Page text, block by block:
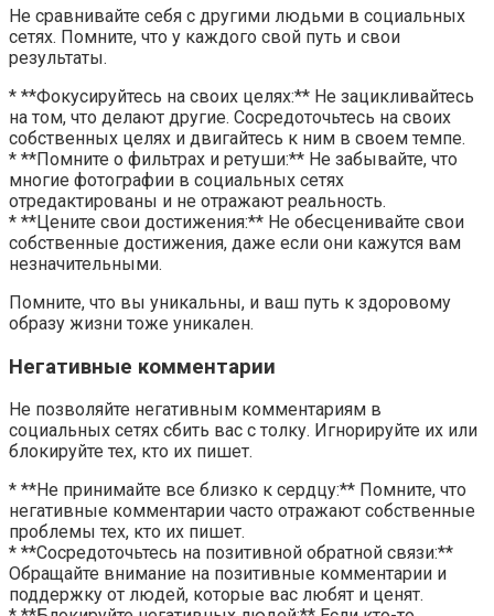
Не сравнивайте себя с другими людьми в социальных
сетях. Помните, что у каждого свой путь и свои
результаты.
* **Фокусируйтесь на своих целях:** Не зацикливайтесь
на том, что делают другие. Сосредоточьтесь на своих
собственных целях и двигайтесь к ним в своем темпе.
* **Помните о фильтрах и ретуши:** Не забывайте, что
многие фотографии в социальных сетях
отредактированы и не отражают реальность.
* **Цените свои достижения:** Не обесценивайте свои
собственные достижения, даже если они кажутся вам
незначительными.
Помните, что вы уникальны, и ваш путь к здоровому
образу жизни тоже уникален.
Негативные комментарии
Не позволяйте негативным комментариям в
социальных сетях сбить вас с толку. Игнорируйте их или
блокируйте тех, кто их пишет.
* **Не принимайте все близко к сердцу:** Помните, что
негативные комментарии часто отражают собственные
проблемы тех, кто их пишет.
* **Сосредоточьтесь на позитивной обратной связи:**
Обращайте внимание на позитивные комментарии и
поддержку от людей, которые вас любят и ценят.